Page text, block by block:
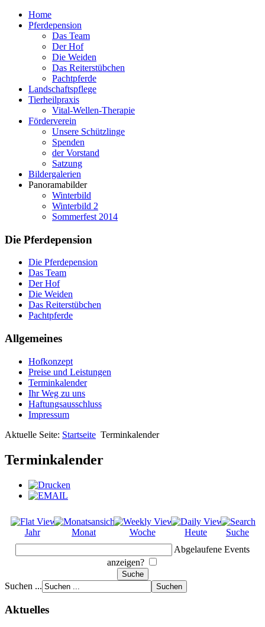
Home
Pferdepension
Das Team
Der Hof
Die Weiden
Das Reiterstübchen
Pachtpferde
Landschaftspflege
Tierheilpraxis
Vital-Wellen-Therapie
Förderverein
Unsere Schützlinge
Spenden
der Vorstand
Satzung
Bildergalerien
Panoramabilder
Winterbild
Winterbild 2
Sommerfest 2014
Die Pferdepension
Die Pferdepension
Das Team
Der Hof
Die Weiden
Das Reiterstübchen
Pachtpferde
Allgemeines
Hofkonzept
Preise und Leistungen
Terminkalender
Ihr Weg zu uns
Haftungsausschluss
Impressum
Aktuelle Seite: Startseite Terminkalender
Terminkalender
Jahr Monat Woche Heute
Suche
Abgelaufene Events
anzeigen?
Suchen ...
Aktuelles